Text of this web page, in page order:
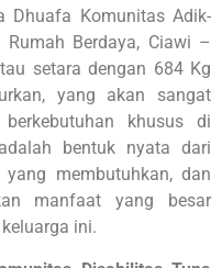
Dhuafa Komunitas Adik-
Berdaya, Ciawi –
setara dengan 684 Kg
yang akan sangat
khusus di
bentuk nyata dari
membutuhkan, dan
manfaat yang besar
ini.